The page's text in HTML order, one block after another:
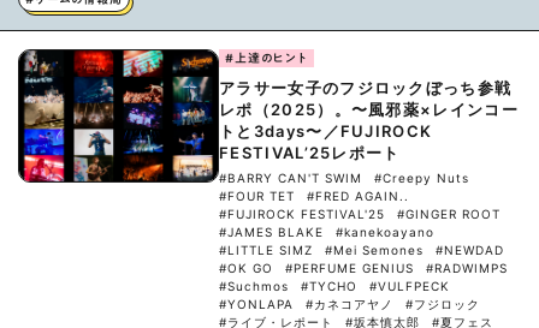
#上達のヒント
アラサー女子のフジロックぼっち参戦
レポ（2025）。〜風邪薬×レインコー
トと3days〜／FUJIROCK
FESTIVAL’25レポート
#BARRY CAN'T SWIM
#Creepy Nuts
#FOUR TET
#FRED AGAIN..
#FUJIROCK FESTIVAL'25
#GINGER ROOT
#JAMES BLAKE
#kanekoayano
#LITTLE SIMZ
#Mei Semones
#NEWDAD
#OK GO
#PERFUME GENIUS
#RADWIMPS
#Suchmos
#TYCHO
#VULFPECK
#YONLAPA
#カネコアヤノ
#フジロック
#ライブ・レポート
#坂本慎太郎
#夏フェス